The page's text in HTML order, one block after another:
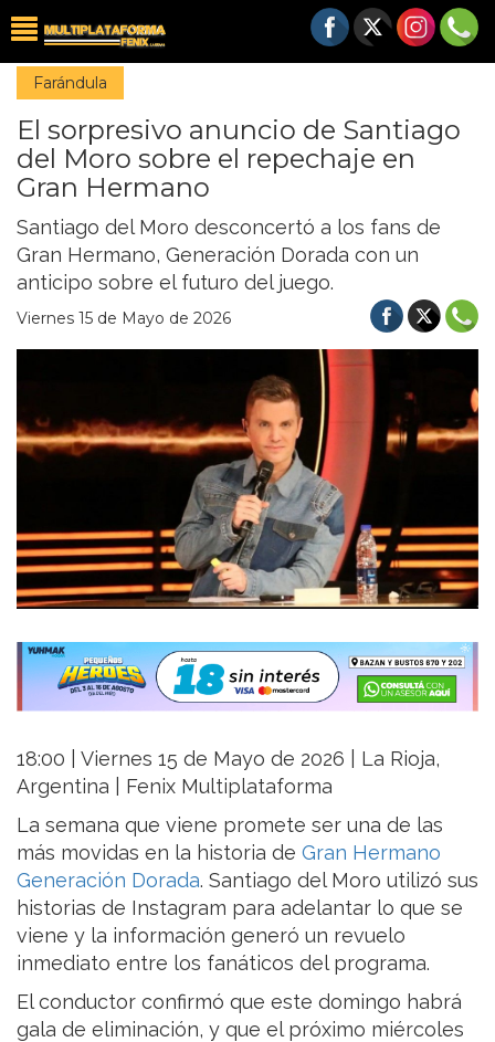
Farándula
El sorpresivo anuncio de Santiago
del Moro sobre el repechaje en
Gran Hermano
Santiago del Moro desconcertó a los fans de
Gran Hermano, Generación Dorada con un
anticipo sobre el futuro del juego.
Viernes 15 de Mayo de 2026
18:00 | Viernes 15 de Mayo de 2026 | La Rioja,
Argentina | Fenix Multiplataforma
La semana que viene promete ser una de las
más movidas en la historia de Gran Hermano
Generación Dorada. Santiago del Moro utilizó sus
historias de Instagram para adelantar lo que se
viene y la información generó un revuelo
inmediato entre los fanáticos del programa.
El conductor confirmó que este domingo habrá
gala de eliminación, y que el próximo miércoles